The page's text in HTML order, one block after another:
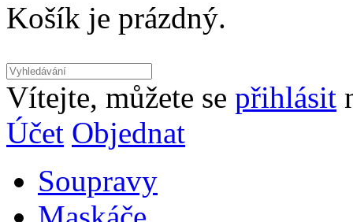
Košík je prázdný.
Vítejte, můžete se přihlásit
Účet Objednat
Soupravy